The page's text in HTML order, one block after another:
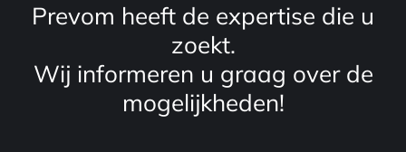
Prevom heeft de expertise die u
zoekt.
Wij informeren u graag over de
mogelijkheden!